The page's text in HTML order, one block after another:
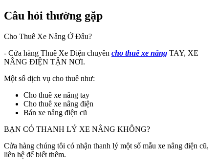
Câu hỏi thường gặp
Cho Thuê Xe Nâng Ở Đâu?
- Cửa hàng Thuê Xe Điện chuyên cho thuê xe nâng TAY, XE
NÂNG ĐIỆN TẬN NƠI.
Một số dịch vụ cho thuê như:
Cho thuê xe nâng tay
Cho thuê xe nâng điện
Bán xe nâng điện cũ
BẠN CÓ THANH LÝ XE NÂNG KHÔNG?
Cửa hàng chúng tôi có nhận thanh lý một số mẫu xe nâng điện cũ,
liên hệ để biết thêm.